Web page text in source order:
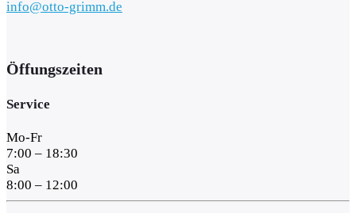
info@otto-grimm.de
Öffungszeiten
Service
Mo-Fr
7:00 – 18:30
Sa
8:00 – 12:00